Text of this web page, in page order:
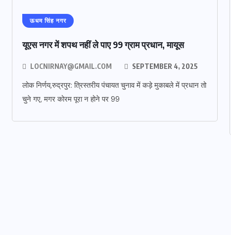
ऊधम सिंह नगर
यूएस नगर में शपथ नहीं ले पाए 99 ग्राम प्रधान, मायूस
LOCNIRNAY@GMAIL.COM SEPTEMBER 4, 2025
लोक निर्णय,रुद्रपुर: त्रिस्तरीय पंचायत चुनाव में कड़े मुकाबले में प्रधान तो
चुने गए, मगर कोरम पूरा न होने पर 99